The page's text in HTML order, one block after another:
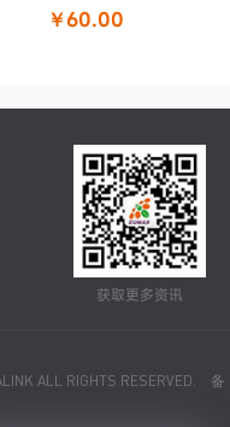
￥60.00
获取更多资讯
ALL RIGHTS RESERVED. 备